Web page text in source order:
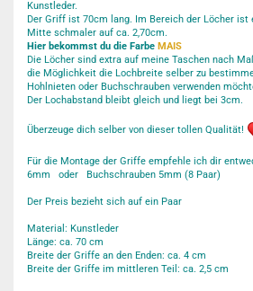
Kunstleder.
Der Griff ist 70cm lang. Im Bereich der Löcher ist
Mitte schmaler auf ca. 2,70cm.
Hier bekommst du die Farbe MAIS
Die Löcher sind extra auf meine Taschen nach
die Möglichkeit die Lochbreite selber zu
Hohlnieten oder Buchschrauben verwenden
Der Lochabstand bleibt gleich und liegt bei 3cm.
Überzeuge dich selber von dieser tollen Qualität!
Für die Montage der Griffe empfehle ich dir
6mm oder Buchschrauben 5mm (8 Paar)
Der Preis bezieht sich auf ein Paar
Material: Kunstleder
Länge: ca. 70 cm
Breite der Griffe an den Enden: ca. 4 cm
Breite der Griffe im mittleren Teil: ca. 2,5 cm